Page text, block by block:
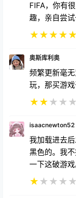
FIFA，你有
趣，亲自尝
★★★★★
奥斯库利奥
频繁更新毫
玩，那买游戏
★★★ ★ ★
isaacnewton52
我加载进去
黑色的。我
一下这破游戏
★★ ★ ★ ★